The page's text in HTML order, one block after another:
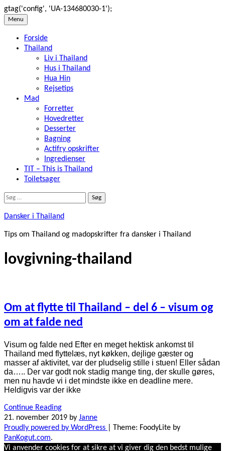
gtag('config', 'UA-134680030-1');
Skip
content
Menu
Forside
Thailand
Liv i Thailand
Hus i Thailand
Hua Hin
Rejsetips
Mad
Forretter
Hovedretter
Desserter
Bagning
Actifry opskrifter
Ingredienser
TIT – This is Thailand
Toiletsager
Søg
Dansker i Thailand
Tips om Thailand og madopskrifter fra dansker i Thailand
lovgivning-thailand
Om at flytte til Thailand – del 6 – visum og
om at falde ned
Visum og falde ned Efter en meget hektisk ankomst til
Thailand med flyttelæs, nyt køkken, dejlige gæster og
masser af aktivitet, var der pludselig stille i stuen! Eller sådan
da….. Der var godt nok stadig mange ting, der skulle gøres,
men nu havde vi i det mindste ikke en deadline mere.
Heldigvis var der ikke
Continue Reading
21. november 2019 by Janne
Proudly powered by WordPress
Theme: FoodyLite by
PanKogut.com.
Vi anvender cookies for at sikre at vi giver dig den bedst mulige